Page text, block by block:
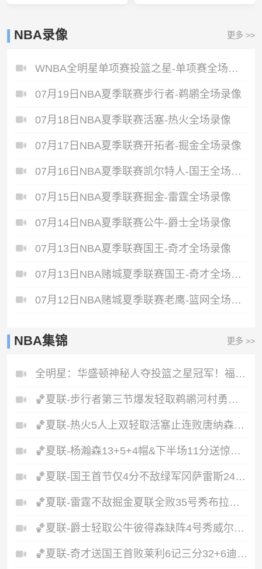
NBA录像 更多 >>
WNBA全明星单项赛投篮之星-单项赛全场录像
07月19日NBA夏季联赛步行者-鹈鹕全场录像
07月18日NBA夏季联赛活塞-热火全场录像
07月17日NBA夏季联赛开拓者-掘金全场录像
07月16日NBA夏季联赛凯尔特人-国王全场录像
07月15日NBA夏季联赛掘金-雷霆全场录像
07月14日NBA夏季联赛公牛-爵士全场录像
07月13日NBA夏季联赛国王-奇才全场录像
07月13日NBA赌城夏季联赛国王-奇才全场录像
07月12日NBA赌城夏季联赛老鹰-篮网全场录像
NBA集锦 更多 >>
全明星：华盛顿神秘人夺投篮之星冠军！福德夺得三分大赛冠军！
🏀夏联-步行者第三节爆发轻取鹈鹕河村勇辉5+5+12斯劳森22分
🏀夏联-热火5人上双轻取活塞止连败唐纳森20+8+10奥科里27分
🏀夏联-杨瀚森13+5+4帽&下半场11分送惊艳妙传开拓者力克掘金
🏀夏联-国王首节仅4分不敌绿军冈萨雷斯24+10+5塞纳克10+12
🏀夏联-雷霆不敌掘金夏联全败35号秀布拉齐尔32+6马拉14+7+6
🏀夏联-爵士轻取公牛彼得森缺阵4号秀威尔逊19+8+5帽罚球6中0
🏀夏联-奇才送国王首败莱利6记三分32+6迪班萨23+7雷诺20+12